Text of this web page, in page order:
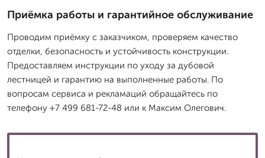
Приёмка работы и гарантийное обслуживание
Проводим приёмку с заказчиком, проверяем качество
отделки, безопасность и устойчивость конструкции.
Предоставляем инструкции по уходу за дубовой
лестницей и гарантию на выполненные работы. По
вопросам сервиса и рекламаций обращайтесь по
телефону +7 499 681-72-48 или к Максим Олегович.